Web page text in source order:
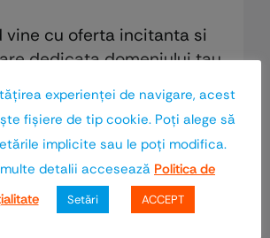
vine cu oferta incitanta si
dedicata domeniului tau
produse si aparatura
si protejarea lemnului,
chit pentru lemn şi
mult mai mult!
experienţei de navigare, acest
fişiere de tip cookie. Poţi alege să
implicite sau le poţi modifica.
detalii accesează Politica de
Setări ACCEPT